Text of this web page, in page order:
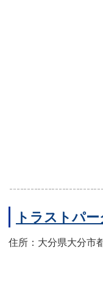
トラストパ
住所：大分県大分市